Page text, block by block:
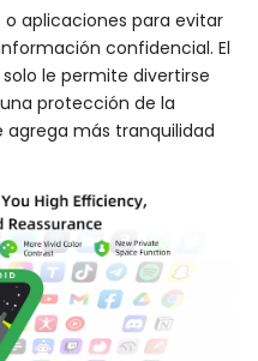
aplicaciones para evitar
confidencial. El
le permite divertirse
protección de la
más tranquilidad